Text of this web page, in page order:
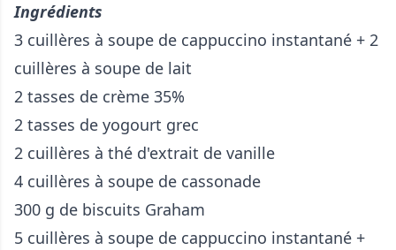
Ingrédients
3 cuillères à soupe de cappuccino instantané + 2
cuillères à soupe de lait
2 tasses de crème 35%
2 tasses de yogourt grec
2 cuillères à thé d'extrait de vanille
4 cuillères à soupe de cassonade
300 g de biscuits Graham
5 cuillères à soupe de cappuccino instantané +